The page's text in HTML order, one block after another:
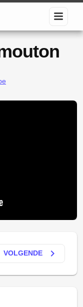
VOLGENDE keyboard_arrow_right